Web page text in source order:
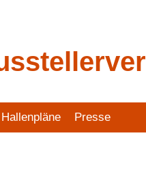
Hallenpläne Presse